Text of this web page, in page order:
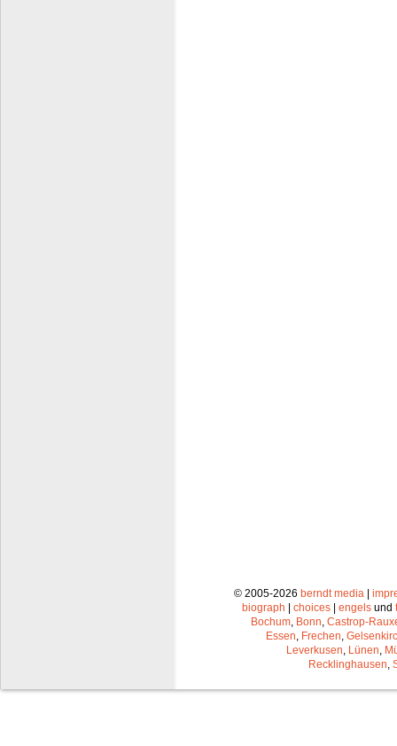
© 2005-2026 berndt media |
biograph | choices | engels und
Bochum Bonn Castrop-
Essen Frechen
Leverkusen Lünen
Recklinghausen